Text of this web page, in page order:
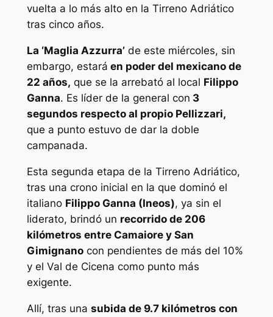
vuelta a lo más alto en la Tirreno Adriático
tras cinco años.
La ‘Maglia Azzurra’de este miércoles, sin
embargo, estará en poder del mexicano de
22 años, que se la arrebató al local Filippo
Ganna. Es líder de la general con 3
segundos respecto al propio Pellizzari,
que a punto estuvo de dar la doble
campanada.
Esta segunda etapa de la Tirreno Adriático,
tras una crono inicial en la que dominó el
italiano Filippo Ganna (Ineos), ya sin el
liderato, brindó un recorrido de 206
kilómetros entre Camaiore y San
Gimignanocon pendientes de más del 10%
y el Val de Cicena como punto más
exigente.
Allí, tras una subida de 9.7 kilómetros con